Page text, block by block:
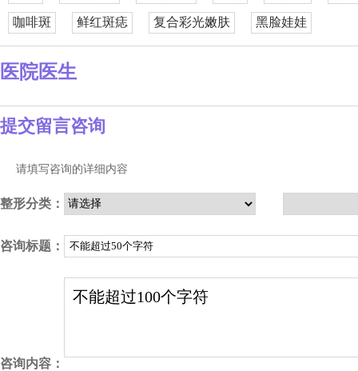
咖啡斑 鲜红斑痣 复合彩光嫩肤 黑脸娃娃
医院医生
提交留言咨询
请填写咨询的详细内容
整形分类：
咨询标题：
咨询内容：